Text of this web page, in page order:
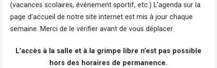
(vacances scolaires, événement sportif, etc.) L’agenda sur la
page d’accueil de notre site internet est mis à jour chaque
semaine. Merci de le vérifier avant de vous déplacer.
L’accès à la salle et à la grimpe libre n’est pas possible
hors des horaires de permanence.